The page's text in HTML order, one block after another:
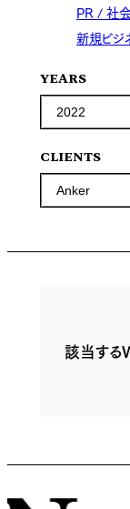
PR / 社
新規ビジ
YEARS
CLIENTS
該当する